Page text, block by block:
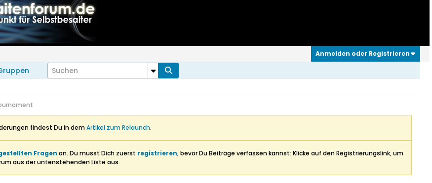
Anmelden oder Registrieren
findest Du in demArtikel zum Relaunch.
Fragen an. Du musst Dich zuerst registrieren, bevor Du Beiträge verfassen kannst: Klicke auf den Registrierungslink, um
aus der untenstehenden Liste aus.